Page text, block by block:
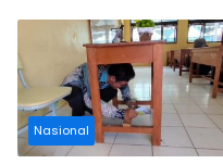
Nasional